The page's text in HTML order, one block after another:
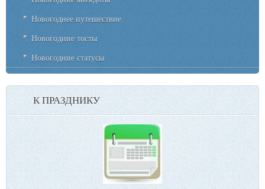
Новогоднее путешествие
Новогодние тосты
Новогодние статусы
К ПРАЗДНИКУ